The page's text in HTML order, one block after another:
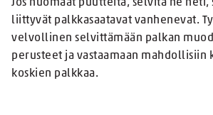
Jos huomaat puutteita, selvitä ne heti,
liittyvät palkkasaatavat vanhenevat.
velvollinen selvittämään palkan
perusteet ja vastaamaan mahdollisiin
koskien palkkaa.